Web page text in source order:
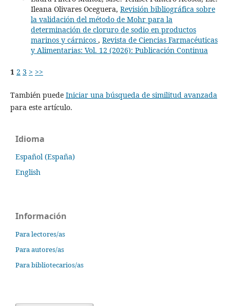
Ileana Olivares Oceguera, Revisión bibliográfica sobre
la validación del método de Mohr para la
determinación de cloruro de sodio en productos
marinos y cárnicos , Revista de Ciencias Farmacéuticas
y Alimentarias: Vol. 12 (2026): Publicación Continua
1 2 3 > >>
También puede Iniciar una búsqueda de similitud avanzada
para este artículo.
Idioma
Español (España)
English
Información
Para lectores/as
Para autores/as
Para bibliotecarios/as